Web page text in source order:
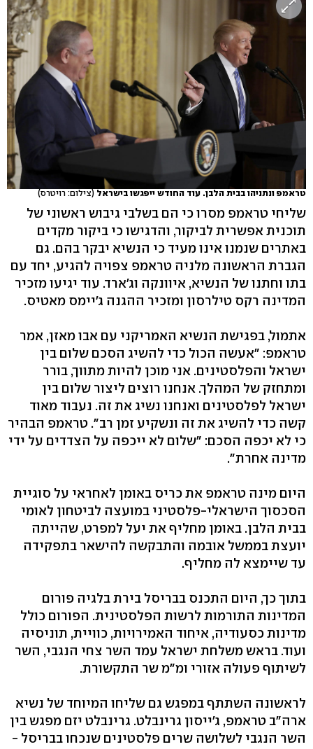
טראמפ ונתניהו בבית הלבן. עוד החודש ייפגשו בישראל (צילום: רויטרס)
שליחי טראמפ מסרו כי הם בשלבי גיבוש ראשוני של
תוכנית אפשרית לביקור, והדגישו כי ביקור מקדים
באתרים שנמנו אינו מעיד כי הנשיא יבקר בהם. גם
הגברת הראשונה מלניה טראמפ צפויה להגיע, יחד עם
בתו וחתנו של הנשיא, איוונקה וג'ארד. עוד יגיעו מזכיר
המדינה רקס טילרסון ומזכיר ההגנה ג'יימס מאטיס.
אתמול, בפגישת הנשיא האמריקני עם אבו מאזן, אמר
טראמפ: "אעשה הכול כדי להשיג הסכם שלום בין
ישראל והפלסטינים. אני מוכן להיות מתווך, בורר
ומתחזק של המהלך. אנחנו רוצים ליצור שלום בין
ישראל לפלסטינים ואנחנו נשיג את זה. נעבוד מאוד
קשה כדי להשיג את זה ונשקיע זמן רב". טראמפ הבהיר
כי לא יכפה הסכם: "שלום לא ייכפה על הצדדים על ידי
מדינה אחרת".
היום מינה טראמפ את כריס באומן לאחראי על סוגיית
הסכסוך הישראלי-פלסטיני במועצה לביטחון לאומי
בבית הלבן. באומן מחליף את יעל למפרט, שהייתה
יועצת בממשל אובמה והתבקשה להישאר בתפקידה
עד שיימצא לה מחליף.
בתוך כך, היום התכנס בבריסל בירת בלגיה פורום
המדינות התורמות לרשות הפלסטינית. הפורום כולל
מדינות כסעודיה, איחוד האמירויות, כוויית, תוניסיה
ועוד. בראש משלחת ישראל עמד השר צחי הנגבי, השר
לשיתוף פעולה אזורי ומ"מ שר התקשורת.
לראשונה השתתף במפגש גם שליחו המיוחד של נשיא
ארה"ב טראמפ, ג'ייסון גרינבלט. גרינבלט יזם מפגש בין
השר הנגבי לשלושה שרים פלסטינים שנכחו בבריסל -